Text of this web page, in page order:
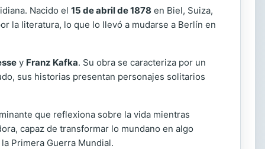
Nacido el 15 de abril de 1878 en Biel, Suiza,
la literatura, lo que lo llevó a mudarse a Berlín en
y Franz Kafka. Su obra se caracteriza por un
sus historias presentan personajes solitarios
que reflexiona sobre la vida mientras
capaz de transformar lo mundano en algo
Primera Guerra Mundial.